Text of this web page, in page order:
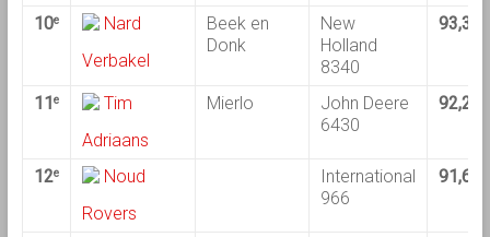
10e
Nard
Verbakel
Beek en
Donk
New
Holland
8340
93,38
11 e
Tim
Adriaans
Mierlo
John Deere
6430
92,24
12e
Noud
Rovers
International
966
91,68